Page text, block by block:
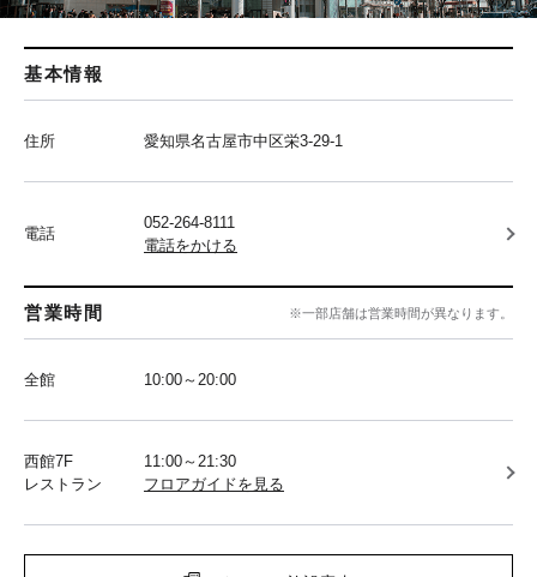
基本情報
住所 愛知県名古屋市中区栄3-29-1
電話
052-264-8111
電話をかける
営業時間 ※一部店舗は営業時間が異なります。
全館 10:00～20:00
西館7F
レストラン
11:00～21:30
フロアガイドを見る